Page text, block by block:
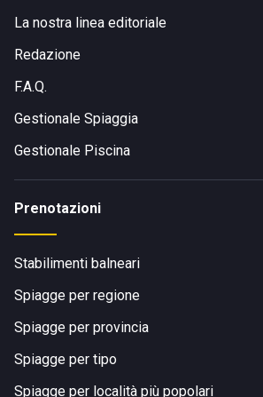
La nostra linea editoriale
Redazione
F.A.Q.
Gestionale Spiaggia
Gestionale Piscina
Prenotazioni
Stabilimenti balneari
Spiagge per regione
Spiagge per provincia
Spiagge per tipo
Spiagge per località più popolari